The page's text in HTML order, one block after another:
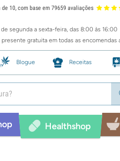
10, com base em 79659 avaliações
segunda a sexta-feira, das 8:00 às 16:00
gratuita em todas as encomendas
Blogue Receitas
Healthshop